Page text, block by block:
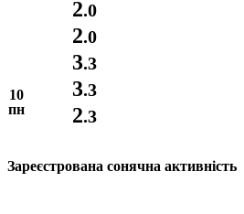
2.0
2.0
3.3
10
пн
3.3
2.3
Зареєстрована сонячна активність